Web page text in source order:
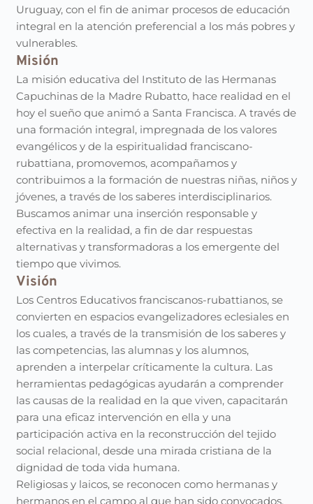
Uruguay, con el fin de animar procesos de educación
integral en la atención preferencial a los más pobres y
vulnerables.
Misión
La misión educativa del Instituto de las Hermanas
Capuchinas de la Madre Rubatto, hace realidad en el
hoy el sueño que animó a Santa Francisca. A través de
una formación integral, impregnada de los valores
evangélicos y de la espiritualidad franciscano-
rubattiana, promovemos, acompañamos y
contribuimos a la formación de nuestras niñas, niños y
jóvenes, a través de los saberes interdisciplinarios.
Buscamos animar una inserción responsable y
efectiva en la realidad, a fin de dar respuestas
alternativas y transformadoras a los emergente del
tiempo que vivimos.
Visión
Los Centros Educativos franciscanos-rubattianos, se
convierten en espacios evangelizadores eclesiales en
los cuales, a través de la transmisión de los saberes y
las competencias, las alumnas y los alumnos,
aprenden a interpelar críticamente la cultura. Las
herramientas pedagógicas ayudarán a comprender
las causas de la realidad en la que viven, capacitarán
para una eficaz intervención en ella y una
participación activa en la reconstrucción del tejido
social relacional, desde una mirada cristiana de la
dignidad de toda vida humana.
Religiosas y laicos, se reconocen como hermanas y
hermanos en el campo al que han sido convocados.